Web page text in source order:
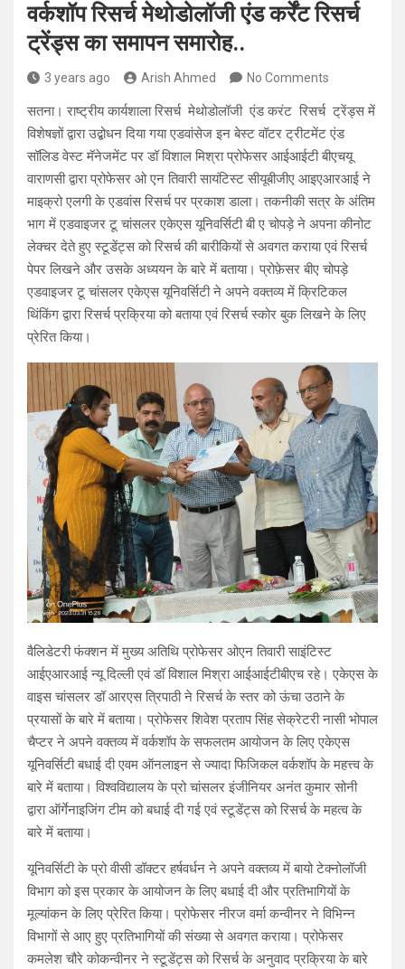
वर्कशॉप रिसर्च मेथोडोलॉजी एंड कर्रेंट रिसर्च
ट्रेंड्स का समापन समारोह..
3 years ago Arish Ahmed No Comments
सतना। राष्ट्रीय कार्यशाला रिसर्च मेथोडोलॉजी एंड करंट रिसर्च ट्रेंड्स में
विशेषज्ञों द्वारा उद्बोधन दिया गया एडवांसेज इन बेस्ट वॉटर ट्रीटमेंट एंड
सॉलिड वेस्ट मॅनेजमेंट पर डॉ विशाल मिश्रा प्रोफेसर आईआईटी बीएचयू
वाराणसी द्वारा प्रोफेसर ओ एन तिवारी सायंटिस्ट सीयूबीजीए आइएआरआई ने
माइक्रो एलगी के एडवांस रिसर्च पर प्रकाश डाला। तकनीकी सत्र के अंतिम
भाग में एडवाइजर टू चांसलर एकेएस यूनिवर्सिटी बी ए चोपड़े ने अपना कीनोट
लेक्चर देते हुए स्टूडेंट्स को रिसर्च की बारीकियों से अवगत कराया एवं रिसर्च
पेपर लिखने और उसके अध्ययन के बारे में बताया। प्रोफ़ेसर बीए चोपड़े
एडवाइजर टू चांसलर एकेएस यूनिवर्सिटी ने अपने वक्तव्य में क्रिटिकल
थिंकिंग द्वारा रिसर्च प्रक्रिया को बताया एवं रिसर्च स्कोर बुक लिखने के लिए
प्रेरित किया।
वैलिडेटरी फंक्शन में मुख्य अतिथि प्रोफेसर ओएन तिवारी साइंटिस्ट
आईएआरआई न्यू दिल्ली एवं डॉ विशाल मिश्रा आईआईटीबीएच रहे। एकेएस के
वाइस चांसलर डॉ आरएस त्रिपाठी ने रिसर्च के स्तर को ऊंचा उठाने के
प्रयासों के बारे में बताया। प्रोफेसर शिवेश प्रताप सिंह सेक्रेटरी नासी भोपाल
चैप्टर ने अपने वक्तव्य में वर्कशॉप के सफलतम आयोजन के लिए एकेएस
यूनिवर्सिटी बधाई दी एवम ऑनलाइन से ज्यादा फिजिकल वर्कशॉप के महत्त्व के
बारे में बताया। विश्वविद्यालय के प्रो चांसलर इंजीनियर अनंत कुमार सोनी
द्वारा ऑर्गेनाइजिंग टीम को बधाई दी गई एवं स्टूडेंट्स को रिसर्च के महत्व के
बारे में बताया।
यूनिवर्सिटी के प्रो वीसी डॉक्टर हर्षवर्धन ने अपने वक्तव्य में बायो टेक्नोलॉजी
विभाग को इस प्रकार के आयोजन के लिए बधाई दी और प्रतिभागियों के
मूल्यांकन के लिए प्रेरित किया। प्रोफेसर नीरज वर्मा कन्वीनर ने विभिन्न
विभागों से आए हुए प्रतिभागियों की संख्या से अवगत कराया। प्रोफेसर
कमलेश चौरे कोकन्वीनर ने स्टूडेंट्स को रिसर्च के अनुवाद प्रक्रिया के बारे